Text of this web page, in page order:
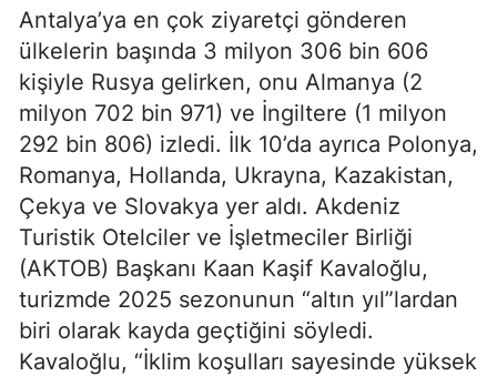
Antalya’ya en çok ziyaretçi gönderen
ülkelerin başında 3 milyon 306 bin 606
kişiyle Rusya gelirken, onu Almanya (2
milyon 702 bin 971) ve İngiltere (1 milyon
292 bin 806) izledi. İlk 10’da ayrıca Polonya,
Romanya, Hollanda, Ukrayna, Kazakistan,
Çekya ve Slovakya yer aldı. Akdeniz
Turistik Otelciler ve İşletmeciler Birliği
(AKTOB) Başkanı Kaan Kaşif Kavaloğlu,
turizmde 2025 sezonunun “altın yıl”lardan
biri olarak kayda geçtiğini söyledi.
Kavaloğlu, “İklim koşulları sayesinde yüksek